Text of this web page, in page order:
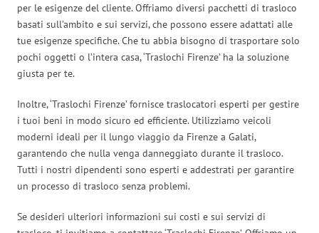
per le esigenze del cliente. Offriamo diversi pacchetti di trasloco
basati sull’ambito e sui servizi, che possono essere adattati alle
tue esigenze specifiche. Che tu abbia bisogno di trasportare solo
pochi oggetti o l’intera casa, ‘Traslochi Firenze’ ha la soluzione
giusta per te.
Inoltre, ‘Traslochi Firenze’ fornisce traslocatori esperti per gestire
i tuoi beni in modo sicuro ed efficiente. Utilizziamo veicoli
moderni ideali per il lungo viaggio da Firenze a Galati,
garantendo che nulla venga danneggiato durante il trasloco.
Tutti i nostri dipendenti sono esperti e addestrati per garantire
un processo di trasloco senza problemi.
Se desideri ulteriori informazioni sui costi e sui servizi di